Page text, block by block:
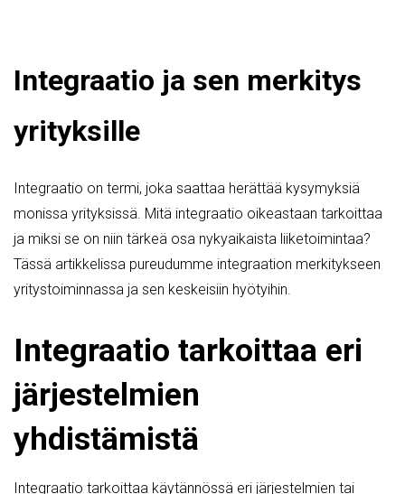
Integraatio ja sen merkitys
yrityksille
Integraatio on termi, joka saattaa herättää kysymyksiä
monissa yrityksissä. Mitä integraatio oikeastaan tarkoittaa
ja miksi se on niin tärkeä osa nykyaikaista liiketoimintaa?
Tässä artikkelissa pureudumme integraation merkitykseen
yritystoiminnassa ja sen keskeisiin hyötyihin.
Integraatio tarkoittaa eri
järjestelmien
yhdistämistä
Integraatio tarkoittaa käytännössä eri järjestelmien tai